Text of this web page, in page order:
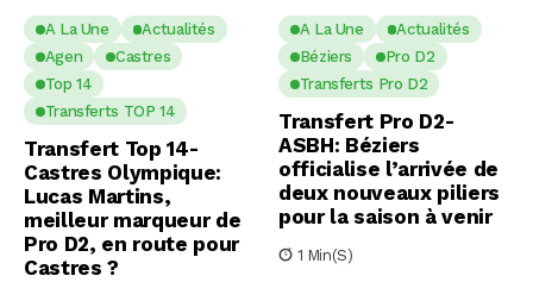
A La Une
Actualités
Agen
Castres
Top 14
Transferts TOP 14
Transfert Top 14-
Castres Olympique:
Lucas Martins,
meilleur marqueur de
Pro D2, en route pour
Castres ?
A La Une
Actualités
Béziers
Pro D2
Transferts Pro D2
Transfert Pro D2-
ASBH: Béziers
officialise l’arrivée de
deux nouveaux piliers
pour la saison à venir
1 Min(s)